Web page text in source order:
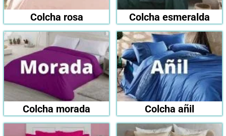
Colcha rosa Colcha esmeralda
Colcha morada Colcha añil